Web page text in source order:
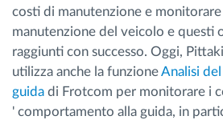
costi di manutenzione e monitorare
manutenzione del veicolo e questi
raggiunti con successo. Oggi,
utilizza anche la funzioneAnalisi
guida di Frotcom per monitorare i
' comportamento alla guida, in